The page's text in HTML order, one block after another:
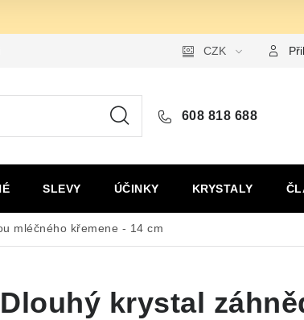
a drahých kamenů Formulář pro uplatnění
CZK
608 818 688
SLEVY ÚČINKY KRYSTALY
mléčného křemene - 14 cm
Dlouhý krystal